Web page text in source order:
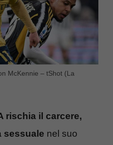
McKennie – tShot (La
rischia il carcere,
sessuale nel suo